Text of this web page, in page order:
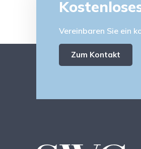
Vereinbaren Sie ein
Zum Kontakt